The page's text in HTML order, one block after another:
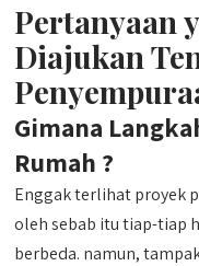
Pertanyaan
Diajukan
Gimana
Rumah ?
Enggak terlihat proyek
oleh sebab itu tiap-tiap
berbeda. namun,